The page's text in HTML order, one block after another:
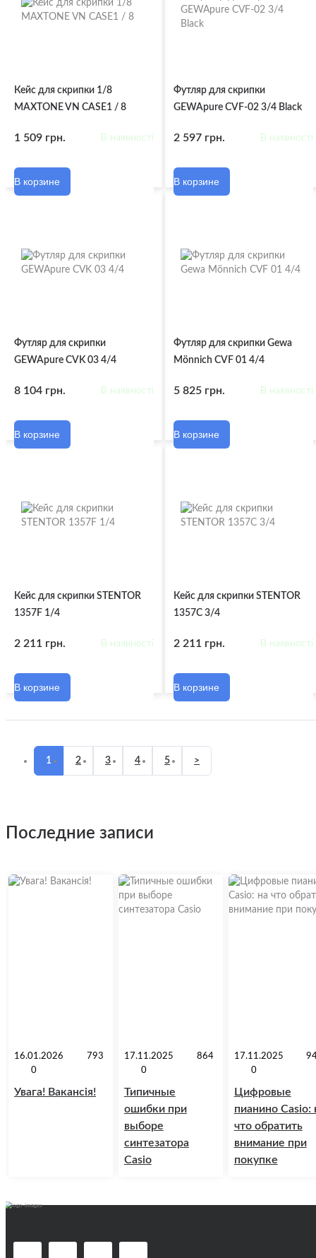
Кейс для скрипки 1/8
MAXTONE VN CASE1 / 8
1 509 грн. В наявності
В корзине
Футляр для скрипки
GEWApure CVF-02 3/4 Black
2 597 грн. В наявності
В корзине
Футляр для скрипки
GEWApure CVK 03 4/4
8 104 грн. В наявності
В корзине
Футляр для скрипки Gewa
Mönnich CVF 01 4/4
5 825 грн. В наявності
В корзине
Кейс для скрипки STENTOR
1357F 1/4
2 211 грн. В наявності
В корзине
Кейс для скрипки STENTOR
1357C 3/4
2 211 грн. В наявності
В корзине
1 2 3 4 5 >
последние записи
Увага! Вакансія!
16.01.2026
793
0
Типичные
ошибки при
выборе
синтезатора
Casio
17.11.2025
864
0
Цифровые
пианино Casio:
что обратить
внимание при
покупке
17.11.2025
0